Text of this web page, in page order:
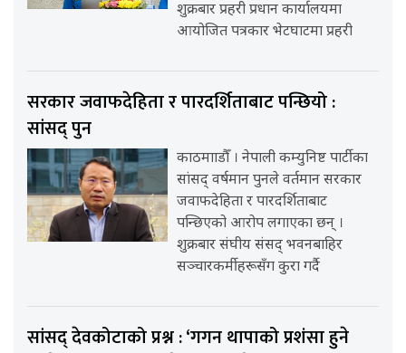
शुक्रबार प्रहरी प्रधान कार्यालयमा
आयोजित पत्रकार भेटघाटमा प्रहरी
सरकार जवाफदेहिता र पारदर्शिताबाट पन्छियो :
सांसद् पुन
काठमााडौँ । नेपाली कम्युनिष्ट पार्टीका
सांसद् वर्षमान पुनले वर्तमान सरकार
जवाफदेहिता र पारदर्शिताबाट
पन्छिएको आरोप लगाएका छन् ।
शुक्रबार संघीय संसद् भवनबाहिर
सञ्चारकर्मीहरूसँग कुरा गर्दै
सांसद् देवकोटाको प्रश्न : ‘गगन थापाको प्रशंसा हुने